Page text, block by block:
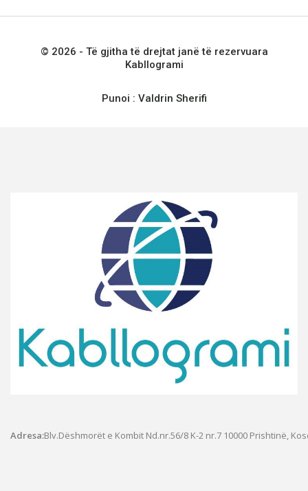
© 2026 - Të gjitha të drejtat janë të rezervuara
Kabllogrami
Punoi : Valdrin Sherifi
Adresa:Blv.Dëshmorët e Kombit Nd.nr.56/8 K-2 nr.7 10000 Prishtinë,